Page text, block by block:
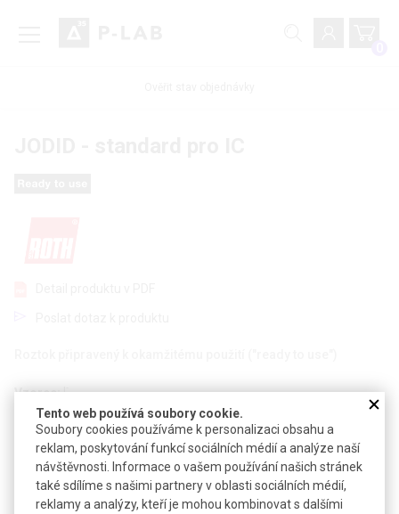
Vzorec:I
Roztok připraven z vysoce čistého materiálu dle ISO Guide 34 v
akreditovaném prostředí
Testován v laboratoři akreditované dle ISO/IEC 17025
Obsah je stanoven gravimetricky a pomocí IC
Součástí balení je detailní analýza a chromatogram příslušné
Tento web používá soubory cookie.
Soubory cookies používáme k personalizaci obsahu a
reklam, poskytování funkcí sociálních médií a analýze naší
návštěvnosti. Informace o vašem používání našich stránek
také sdílíme s našimi partnery v oblasti sociálních médií,
reklamy a analýzy, kteří je mohou kombinovat s dalšími